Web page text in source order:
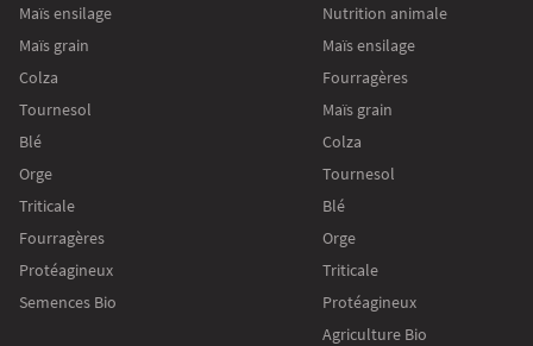
Maïs ensilage
Maïs grain
Colza
Tournesol
Blé
Orge
Triticale
Fourragères
Protéagineux
Semences Bio
Nutrition animale
Maïs ensilage
Fourragères
Maïs grain
Colza
Tournesol
Blé
Orge
Triticale
Protéagineux
Agriculture Bio